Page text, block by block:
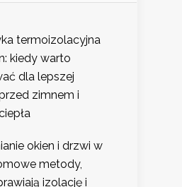
termoizolacyjna
kiedy warto
dla lepszej
zimnem i
okien i drzwi w
metody,
izolację i